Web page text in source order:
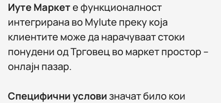
Иуте Маркете функционалност
интегрирана во MyIute преку која
клиентите може да нарачуваат стоки
понудени од Трговец во маркет простор –
онлајн пазар.
Специфични условизначат било кои